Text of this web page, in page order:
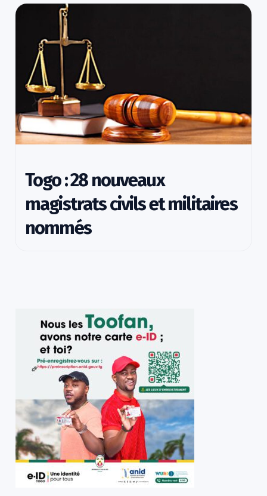
Togo : 28 nouveaux
magistrats civils et militaires
nommés